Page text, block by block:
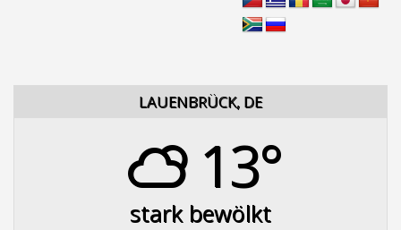
LAUENBRÜCK, DE
13°
stark bewölkt